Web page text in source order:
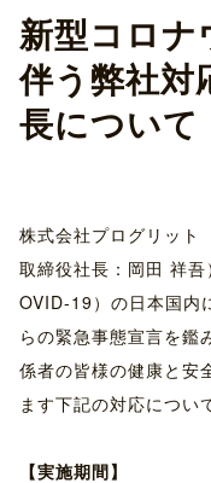
新型コロナ
伴う弊社対
長について
株式会社プログリット
取締役社長：岡田 祥吾
OVID-19）の日本国内
らの緊急事態宣言を鑑
係者の皆様の健康と安
ます下記の対応につい
【実施期間】